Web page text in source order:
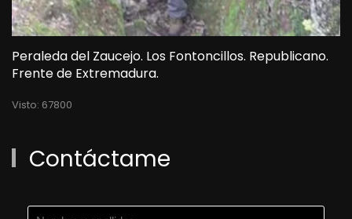
Peraleda del Zaucejo. Los Fontoncillos. Republicano.
Frente de Extremadura.
Visto: 67800
Contáctame